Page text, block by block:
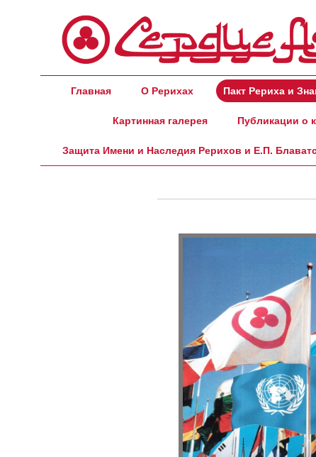
Главная О Рерихах Пакт Рериха и
Картинная галерея Публикации о
Защита Имени и Наследия Рерихов и Е.П.